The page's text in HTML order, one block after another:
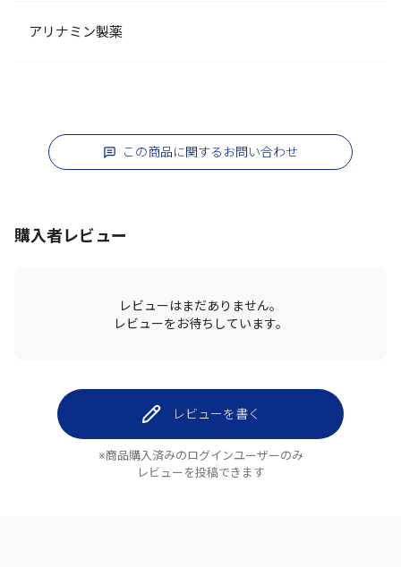
アリナミン製薬
この商品に関するお問い合わせ
購入者レビュー
レビューはまだありません。
レビューをお待ちしています。
レビューを書く
※商品購入済みのログインユーザーのみ
レビューを投稿できます